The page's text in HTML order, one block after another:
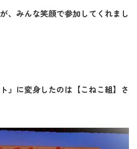
、みんな笑顔で参加してくれまし
』に変身したのは【こねこ組】さ